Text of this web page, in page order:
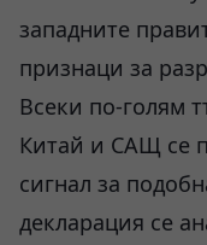
западните
признаци за
Всеки по-голям
Китай и САЩ се
сигнал за
декларация се